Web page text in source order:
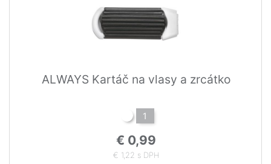
ALWAYS Kartáč na vlasy a zrcátko
1
€ 0,99
€ 1,22 s DPH